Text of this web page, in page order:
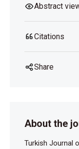
Abstract
Citations
Share
About the
Turkish Journal